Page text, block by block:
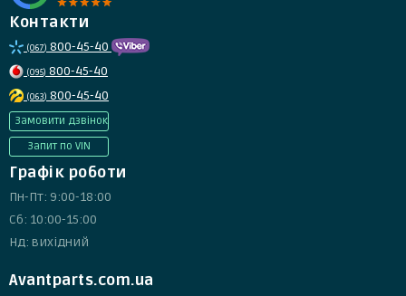
Контакти
(067) 800-45-40
(095) 800-45-40
(063) 800-45-40
Замовити дзвінок
Запит по VIN
Графік роботи
Пн-Пт: 9:00-18:00
Сб: 10:00-15:00
Нд: вихідний
Avantparts.com.ua